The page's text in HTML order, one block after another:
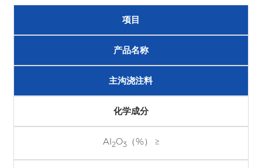
项目
产品名称
主沟浇注料
化学成分
Al2O3（%） ≥